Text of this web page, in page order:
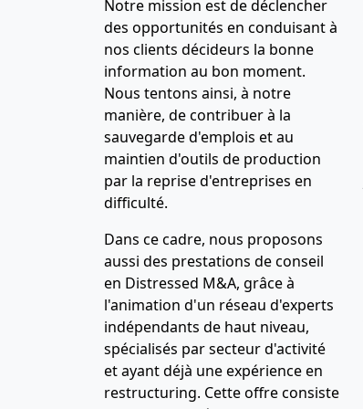
Notre mission est de déclencher
des opportunités en conduisant à
nos clients décideurs la bonne
information au bon moment.
Nous tentons ainsi, à notre
manière, de contribuer à la
sauvegarde d'emplois et au
maintien d'outils de production
par la reprise d'entreprises en
difficulté.
Dans ce cadre, nous proposons
aussi des prestations de conseil
en Distressed M&A, grâce à
l'animation d'un réseau d'experts
indépendants de haut niveau,
spécialisés par secteur d'activité
et ayant déjà une expérience en
restructuring. Cette offre consiste